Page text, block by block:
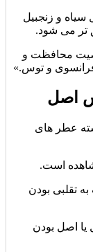
و زنجبیل
تر می شود.
محافظت و
و توس.»
اصل
عطر های
است.
تقلبی بودن
یا اصل بودن